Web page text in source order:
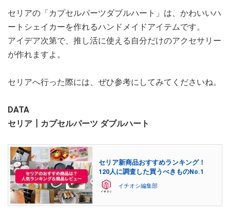
セリアの「カプセルパーツダブルハート」は、かわいいハ
ートシェイカーを作れるハンドメイドアイテムです。
アイデア次第で、推し活に使える自分だけのアクセサリー
が作れますよ。
セリアへ行った際には、ぜひ参考にしてみてくださいね。
DATA
セリア┃カプセルパーツ ダブルハート
セリア新商品おすすめランキング！
120人に調査した買うべきものNo.1
イチオシ編集部